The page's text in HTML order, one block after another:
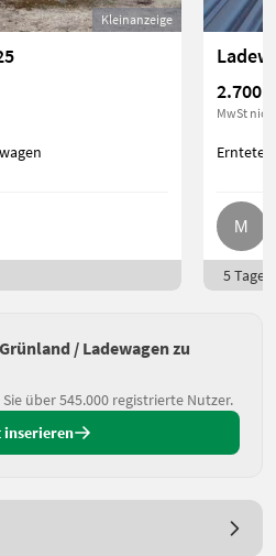
Kleinanzeige
2.700 €
MwSt
5 Tage
/ Ladewagen zu
über 545.000 registrierte Nutzer.
inserieren